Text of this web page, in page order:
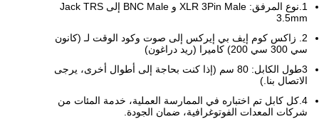
1.نوع المرفق: XLR 3Pin Male و BNC Male إلى Jack TRS
3.5mm
2. زاكس كوم إيف بي إيركس إلى صوت وكود الوقت لـ (كانون
سي 300 سي 200) كاميرا (ريد دراغون)
3طول الكابل: 80 سم (إذا كنت بحاجة إلى أطوال أخرى، يرجى
الاتصال بنا.)
4.كل كابل تم اختباره في الممارسة العملية، خدمة المئات من
شركات المعدات الفوتوغرافية، ضمان الجودة.